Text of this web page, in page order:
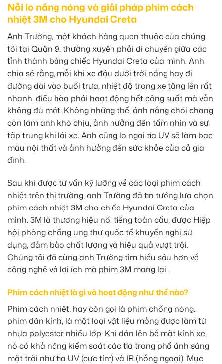
Nỗi lo nắng nóng và giải pháp phim cách
nhiệt 3M cho Hyundai Creta
Anh Trường, một khách hàng quen thuộc của chúng
tôi tại Quận 9, thường xuyên phải di chuyển giữa các
tỉnh thành bằng chiếc Hyundai Creta của mình. Anh
chia sẻ rằng, mỗi khi xe đậu dưới trời nắng hay đi
đường dài vào buổi trưa, nhiệt độ trong xe tăng lên rất
nhanh, điều hòa phải hoạt động hết công suất mà vẫn
không đủ mát. Không những thế, ánh nắng chói chang
còn làm anh khó chịu, ảnh hưởng đến tầm nhìn và sự
tập trung khi lái xe. Anh cũng lo ngại tia UV sẽ làm bạc
màu nội thất và ảnh hưởng đến sức khỏe của cả gia
đình.
Sau khi được tư vấn kỹ lưỡng về các loại phim cách
nhiệt trên thị trường, anh Trường đã tin tưởng lựa chọn
phim cách nhiệt 3M cho chiếc Hyundai Creta của
mình. 3M là thương hiệu nổi tiếng toàn cầu, được Hiệp
hội phòng chống ung thư quốc tế khuyến nghị sử
dụng, đảm bảo chất lượng và hiệu quả vượt trội.
Chúng tôi đã cùng anh Trường tìm hiểu sâu hơn về
công nghệ và lợi ích mà phim 3M mang lại.
Phim cách nhiệt là gì và hoạt động như thế nào?
Phim cách nhiệt, hay còn gọi là phim chống nóng,
phim dán kính, là một loại vật liệu mỏng được làm từ
nhựa polyester nhiều lớp. Khi dán lên bề mặt kính xe,
nó có khả năng kiểm soát các tia trong phổ ánh sáng
mặt trời như tia UV (cực tím) và IR (hồng ngoại). Mục